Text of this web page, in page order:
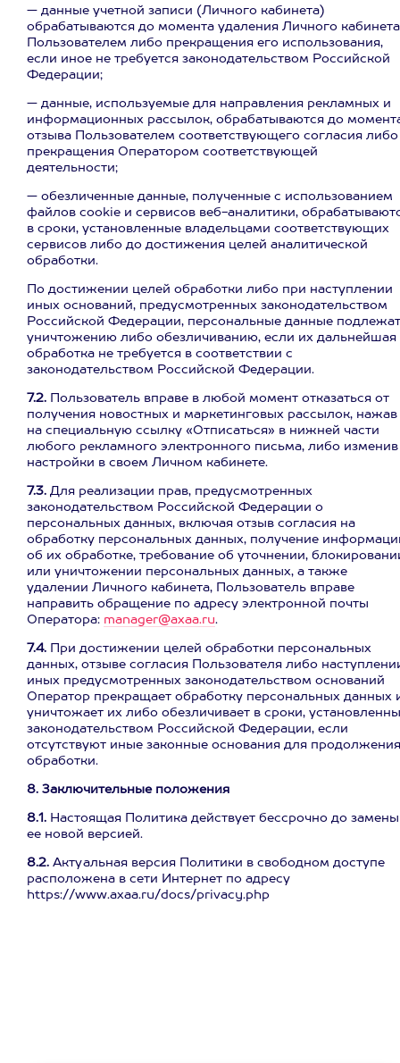
— данные учетной записи (Личного кабинета)
обрабатываются до момента удаления Личного кабинета
Пользователем либо прекращения его использования,
если иное не требуется законодательством Российской
Федерации;
— данные, используемые для направления рекламных и
информационных рассылок, обрабатываются до
отзыва Пользователем соответствующего согласия либо
прекращения Оператором соответствующей
деятельности;
— обезличенные данные, полученные с использованием
файлов cookie и сервисов веб-аналитики,
в сроки, установленные владельцами соответствующих
сервисов либо до достижения целей аналитической
обработки.
По достижении целей обработки либо при наступлении
иных оснований, предусмотренных законодательством
Российской Федерации, персональные данные подлежат
уничтожению либо обезличиванию, если их дальнейшая
обработка не требуется в соответствии с
законодательством Российской Федерации.
7.2. Пользователь вправе в любой момент отказаться от
получения новостных и маркетинговых рассылок, нажав
на специальную ссылку «Отписаться» в нижней части
любого рекламного электронного письма, либо изменив
настройки в своем Личном кабинете.
7.3. Для реализации прав, предусмотренных
законодательством Российской Федерации о
персональных данных, включая отзыв согласия на
обработку персональных данных, получение
об их обработке, требование об уточнении,
или уничтожении персональных данных, а также
удалении Личного кабинета, Пользователь вправе
направить обращение по адресу электронной почты
Оператора: manager@axaa.ru.
7.4. При достижении целей обработки персональных
данных, отзыве согласия Пользователя либо
иных предусмотренных законодательством оснований
Оператор прекращает обработку персональных данных
уничтожает их либо обезличивает в сроки,
законодательством Российской Федерации, если
отсутствуют иные законные основания для продолжения
обработки.
8. Заключительные положения
8.1. Настоящая Политика действует бессрочно до замены
ее новой версией.
8.2. Актуальная версия Политики в свободном доступе
расположена в сети Интернет по адресу
https://www.axaa.ru/docs/privacy.php